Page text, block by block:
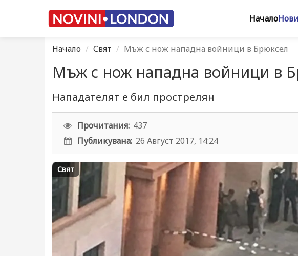
Начало
Начало Свят Мъж с нож нападна войници в Брюксел
Мъж с нож нападна войници в
Нападателят е бил прострелян
Прочитания: 437
Публикувана: 26 Август 2017, 14:24
Свят